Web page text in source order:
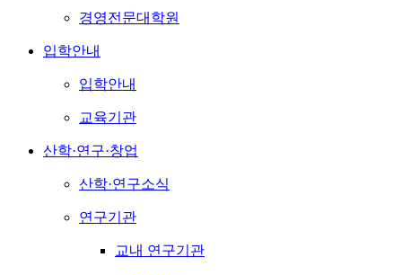
경영전문대학원
입학안내
입학안내
교육기관
산학·연구·창업
산학·연구소식
연구기관
교내 연구기관